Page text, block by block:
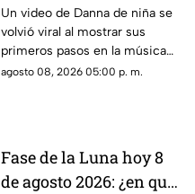
desde niña antes de su
colaboración con
Belinda.
Un video de Danna de niña se
volvió viral al mostrar sus
primeros pasos en la música
antes de su colaboración con
agosto 08, 2026 05:00 p. m.
Fase de la Luna hoy 8
de agosto 2026: ¿en qué